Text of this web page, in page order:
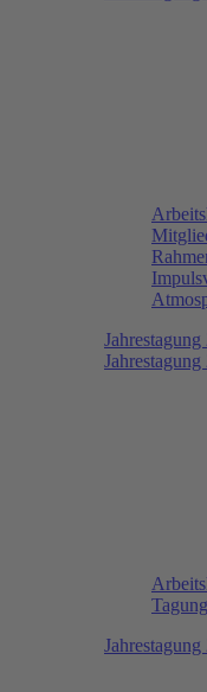
Jahrestagung
Jahrestagung
Jahrestagung